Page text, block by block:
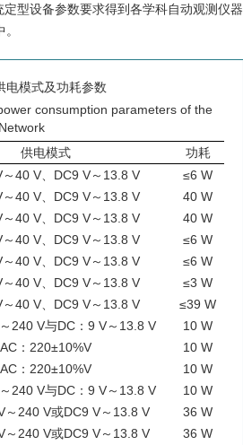
型设备参数要求得到各学科自动观测仪器
。
电模式及功耗参数
consumption parameters of the
供电模式
功耗
40 V、DC9 V～13.8 V
≤6 W
40 V、DC9 V～13.8 V
40 W
40 V、DC9 V～13.8 V
40 W
40 V、DC9 V～13.8 V
≤6 W
40 V、DC9 V～13.8 V
≤6 W
40 V、DC9 V～13.8 V
≤3 W
40 V、DC9 V～13.8 V
≤39 W
240 V与DC：9 V～13.8 V
10 W
AC：220±10%V
10 W
AC：220±10%V
10 W
240 V与DC：9 V～13.8 V
10 W
～240 V或DC9 V～13.8 V
36 W
～240 V或DC9 V～13.8 V
36 W